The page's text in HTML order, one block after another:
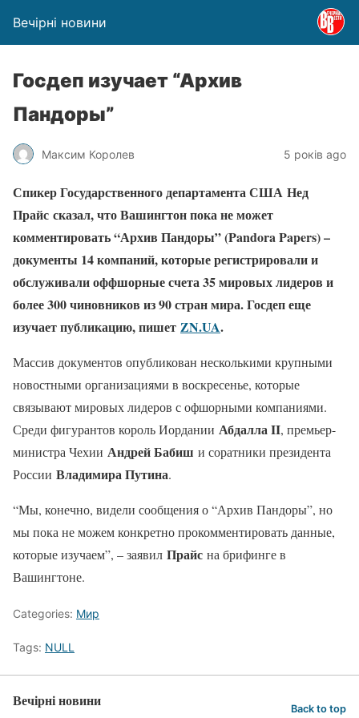
Вечірні новини
Госдеп изучает “Архив
Пандоры”
Максим Королев 5 років ago
Спикер Государственного департамента США Нед
Прайс сказал, что Вашингтон пока не может
комментировать “Архив Пандоры” (Pandora Papers) –
документы 14 компаний, которые регистрировали и
обслуживали оффшорные счета 35 мировых лидеров и
более 300 чиновников из 90 стран мира. Госдеп еще
изучает публикацию, пишет ZN.UA.
Массив документов опубликован несколькими крупными
новостными организациями в воскресенье, которые
связывают мировых лидеров с офшорными компаниями.
Среди фигурантов король Иордании Абдалла II, премьер-
министра Чехии Андрей Бабиш и соратники президента
России Владимира Путина.
“Мы, конечно, видели сообщения о “Архив Пандоры”, но
мы пока не можем конкретно прокомментировать данные,
которые изучаем”, – заявил Прайс на брифинге в
Вашингтоне.
Categories: Мир
Tags: NULL
Вечірні новини Back to top